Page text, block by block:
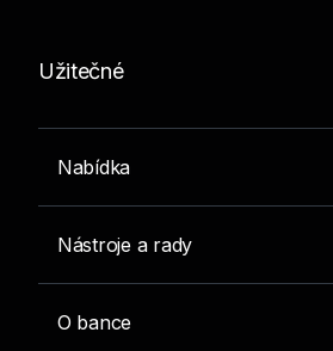
Užitečné
Nabídka
Nástroje a rady
O bance